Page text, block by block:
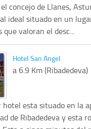
concejo de Llanes,
ideal situado en un
que valoran el desc...
Hotel San Angel
a 6.9 Km (Ribadedeva)
hotel esta situado en la
de Ribadedeva y esta